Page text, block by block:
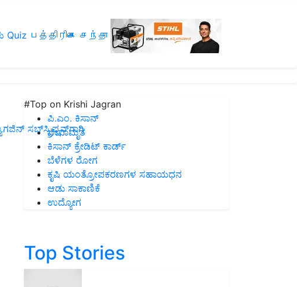
Quiz பத்திரிகை சந்தா
ಸಬ್‌ಸ್ಕ್ರಿಪ್ಷನ್‌ಗಾಗಿ
#Top on Krishi Jagran
ಪಿ.ಎಂ. ಕಿಸಾನ್
ಜೀವಾಮೃತ
ಕಿಸಾನ್ ಕ್ರೇಡಿಟ್ ಕಾರ್ಡ್
ಬೆಳೆಗಳ ರೋಗ
ಕೃಷಿ ಯಂತ್ರೋಪಕರಣಗಳ ಸಹಾಯಧನ
ಆಡು ಸಾಕಾಣಿಕೆ
ಉದ್ಯೋಗ
Top Stories